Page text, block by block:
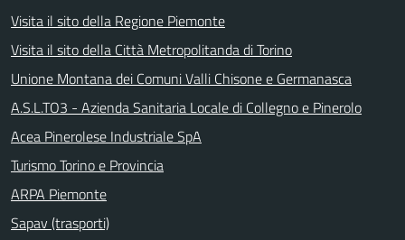
Visita il sito della Regione Piemonte
Visita il sito della Città Metropolitanda di Torino
Unione Montana dei Comuni Valli Chisone e Germanasca
A.S.L.TO3 - Azienda Sanitaria Locale di Collegno e Pinerolo
Acea Pinerolese Industriale SpA
Turismo Torino e Provincia
ARPA Piemonte
Sapav (trasporti)